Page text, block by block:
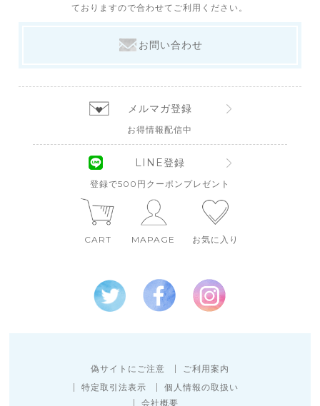
ておりますので合わせてご利用ください。
お問い合わせ
メルマガ登録
お得情報配信中
LINE登録
登録で500円クーポンプレゼント
CART MAPAGE お気に入り
偽サイトにご注意
ご利用案内
特定取引法表示
個人情報の取扱い
会社概要